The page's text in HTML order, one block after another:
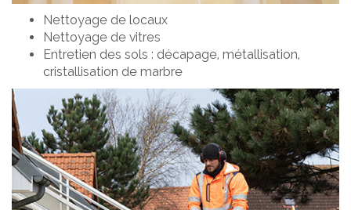
Nettoyage de locaux
Nettoyage de vitres
Entretien des sols : décapage, métallisation,
cristallisation de marbre